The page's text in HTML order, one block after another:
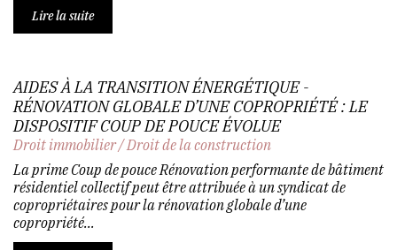
Lire la suite
AIDES À LA TRANSITION ÉNERGÉTIQUE -
RÉNOVATION GLOBALE D’UNE COPROPRIÉTÉ : LE
DISPOSITIF COUP DE POUCE ÉVOLUE
Droit immobilier/Droit de la construction
La prime Coup de pouce Rénovation performante de bâtiment
résidentiel collectif peut être attribuée à un syndicat de
copropriétaires pour la rénovation globale d’une
copropriété...